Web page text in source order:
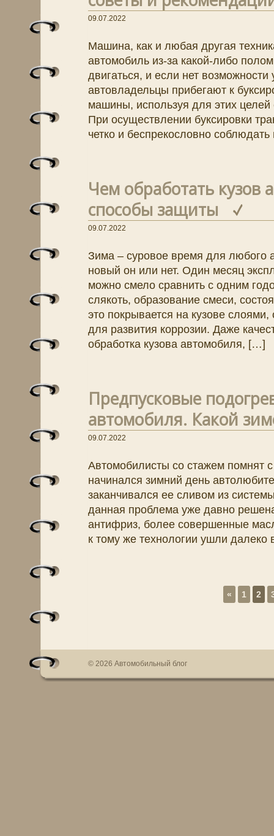
09.07.2022
Машина, как и любая другая
автомобиль из-за какой-либо
двигаться, и если нет
автовладельцы прибегают к
машины, используя для этих
При осуществлении буксировки
четко и беспрекословно
Чем обработать кузов
способы защиты
09.07.2022
Зима – суровое время для любого
новый он или нет. Один месяц
можно смело сравнить с одним
слякоть, образование смеси,
это покрывается на кузове
для развития коррозии. Даже
обработка кузова автомобиля, […]
Предпусковые
автомобиля. Какой
09.07.2022
Автомобилисты со стажем помнят
начинался зимний день
заканчивался ее сливом из
данная проблема уже давно
антифриз, более совершенные
к тому же технологии ушли
« 1 2
© 2026 Автомобильный блог